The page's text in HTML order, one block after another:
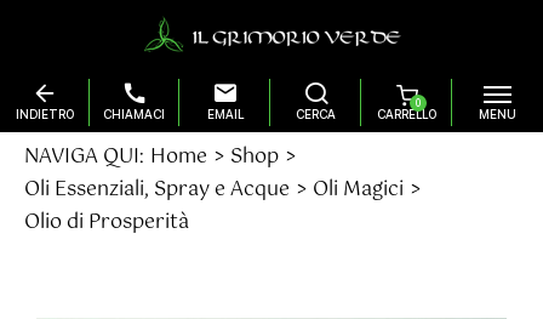
Salta
contenuto
NAVIGA QUI: Home
Shop
Oli Essenziali, Spray e Acque
Oli Magici
Olio di Prosperità
0